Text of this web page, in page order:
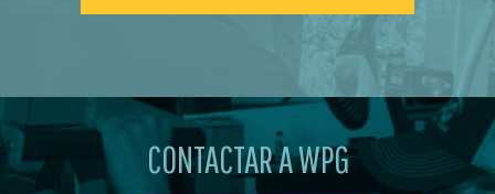
CONTACTAR A WPG